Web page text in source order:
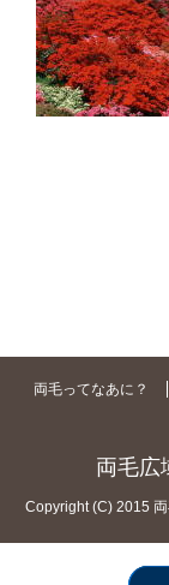
両毛ってなあに？
両毛広
Copyright (C) 2015